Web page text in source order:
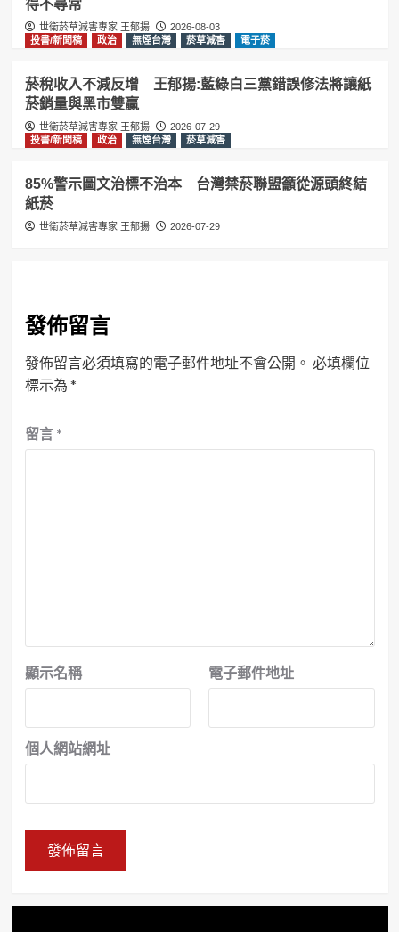
得不尋常
世衛菸草減害專家 王郁揚
2026-08-03
投書/新聞稿
政治 無煙台灣 菸草減害 電子菸
菸稅收入不減反增 王郁揚:藍綠白三黨錯誤修法將讓紙
菸銷量與黑市雙贏
世衛菸草減害專家 王郁揚
2026-07-29
投書/新聞稿
政治 無煙台灣 菸草減害
85%警示圖文治標不治本 台灣禁菸聯盟籲從源頭終結
紙菸
世衛菸草減害專家 王郁揚 2026-07-29
發佈留言
發佈留言必須填寫的電子郵件地址不會公開。 必填欄位
標示為 *
留言 *
顯示名稱 電子郵件地址
個人網站網址